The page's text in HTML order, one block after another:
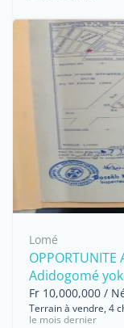
Lomé
Adidogomé
Fr 10,000,000 /
Terrain à vendre, 4
le mois dernier